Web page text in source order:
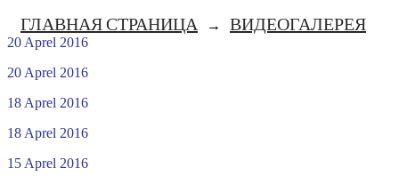
ГЛАВНАЯ СТРАНИЦА → ВИДЕОГАЛЕРЕЯ
20 Aprel 2016
20 Aprel 2016
18 Aprel 2016
18 Aprel 2016
15 Aprel 2016